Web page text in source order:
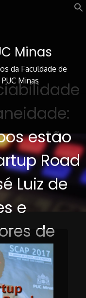
Minas
da Faculdade de
Minas
estão
Road
Luiz de
e
de